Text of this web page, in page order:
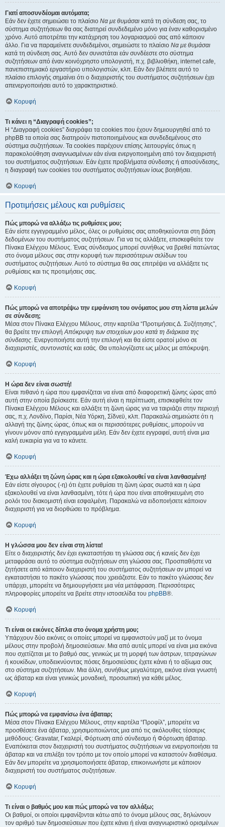
Γιατί αποσυνδέομαι αυτόματα;
Εάν δεν έχετε σημειώσει το πλαίσιο Να με θυμάσαι κατά τη σύνδεση σας, το
σύστημα συζητήσεων θα σας διατηρεί συνδεδεμένο μόνο για έναν καθορισμένο
χρόνο. Αυτό αποτρέπει την κατάχρηση του λογαριασμού σας από κάποιον
άλλο. Για να παραμείνετε συνδεδεμένοι, σημειώστε το πλαίσιο Να με θυμάσαι
κατά τη σύνδεση σας. Αυτό δεν συνιστάται εάν συνδέεστε στο σύστημα
συζητήσεων από έναν κοινόχρηστο υπολογιστή, π.χ. βιβλιοθήκη, internet cafe,
πανεπιστημιακό εργαστήριο υπολογιστών, κλπ. Εάν δεν βλέπετε αυτό το
πλαίσιο επιλογής σημαίνει ότι ο διαχειριστής του συστήματος συζητήσεων έχει
απενεργοποιήσει αυτό το χαρακτηριστικό.
Κορυφή
Τι κάνει η “Διαγραφή cookies”;
Η “Διαγραφή cookies” διαγράφει τα cookies που έχουν δημιουργηθεί από το
phpBB τα οποία σας διατηρούν πιστοποιημένους και συνδεδεμένους στο
σύστημα συζητήσεων. Τα cookies παρέχουν επίσης λειτουργίες όπως η
παρακολούθηση αναγνωσμένων εάν είναι ενεργοποιημένη από τον διαχειριστή
του συστήματος συζητήσεων. Εάν έχετε προβλήματα σύνδεσης ή αποσύνδεσης,
η διαγραφή των cookies του συστήματος συζητήσεων ίσως βοηθήσει.
Κορυφή
Προτιμήσεις μέλους και ρυθμίσεις
Πώς μπορώ να αλλάξω τις ρυθμίσεις μου;
Εάν είστε εγγεγραμμένο μέλος, όλες οι ρυθμίσεις σας αποθηκεύονται στη βάση
δεδομένων του συστήματος συζητήσεων. Για να τις αλλάξετε, επισκεφθείτε τον
Πίνακα Ελέγχου Μέλους. Ένας σύνδεσμος μπορεί συνήθως να βρεθεί πατώντας
στο όνομα μέλους σας στην κορυφή των περισσότερων σελίδων του
συστήματος συζητήσεων. Αυτό το σύστημα θα σας επιτρέψει να αλλάξετε τις
ρυθμίσεις και τις προτιμήσεις σας.
Κορυφή
Πώς μπορώ να αποτρέψω την εμφάνιση του ονόματος μου στη λίστα μελών
σε σύνδεση;
Μέσα στον Πίνακα Ελέγχου Μέλους, στην καρτέλα “Προτιμήσεις Δ. Συζήτησης”,
θα βρείτε την επιλογήΑπόκρυψη των στοιχείων μου κατά τη διάρκεια της
σύνδεσης. Ενεργοποιήστε αυτή την επιλογή και θα είστε ορατοί μόνο σε
διαχειριστές, συντονιστές και εσάς. Θα υπολογίζεστε ως μέλος με απόκρυψη.
Κορυφή
Η ώρα δεν είναι σωστή!
Είναι πιθανό η ώρα που εμφανίζεται να είναι από διαφορετική ζώνης ώρας από
αυτή στην οποία βρίσκεστε. Εάν αυτή είναι η περίπτωση, επισκεφθείτε τον
Πίνακα Ελέγχου Μέλους και αλλάξτε τη ζώνη ώρας για να ταιριάζει στην περιοχή
σας, π.χ. Λονδίνο, Παρίσι, Νέα Υόρκη, Σίδνεϋ, κλπ. Παρακαλώ σημειώστε ότι η
αλλαγή της ζώνης ώρας, όπως και οι περισσότερες ρυθμίσεις, μπορούν να
γίνουν μόνον από εγγεγραμμένα μέλη. Εάν δεν έχετε εγγραφεί, αυτή είναι μια
καλή ευκαιρία για να το κάνετε.
Κορυφή
Έχω αλλάξει τη ζώνη ώρας και η ώρα εξακολουθεί να είναι λανθασμένη!
Εάν είστε σίγουρος (-η) ότι έχετε ρυθμίσει τη ζώνη ώρας σωστά και η ώρα
εξακολουθεί να είναι λανθασμένη, τότε ή ώρα που είναι αποθηκευμένη στο
ρολόι του διακομιστή είναι εσφαλμένη. Παρακαλώ να ειδοποιήσετε κάποιον
διαχειριστή για να διορθώσει το πρόβλημα.
Κορυφή
Η γλώσσα μου δεν είναι στη λίστα!
Είτε ο διαχειριστής δεν έχει εγκαταστήσει τη γλώσσα σας ή κανείς δεν έχει
μεταφράσει αυτό το σύστημα συζητήσεων στη γλώσσα σας. Προσπαθήστε να
ζητήσετε από κάποιον διαχειριστή του συστήματος συζητήσεων αν μπορεί να
εγκαταστήσει το πακέτο γλώσσας που χρειάζεστε. Εάν το πακέτο γλώσσας δεν
υπάρχει, μπορείτε να δημιουργήσετε μια νέα μετάφραση. Περισσότερες
πληροφορίες μπορείτε να βρείτε στην ιστοσελίδα του phpBB®.
Κορυφή
Τι είναι οι εικόνες δίπλα στο όνομα χρήστη μου;
Υπάρχουν δύο εικόνες οι οποίες μπορεί να εμφανιστούν μαζί με το όνομα
μέλους στην προβολή δημοσιεύσεων. Μια από αυτές μπορεί να είναι μια εικόνα
που σχετίζεται με το βαθμό σας, γενικώς με τη μορφή των άστρων, τετραγώνων
ή κουκίδων, υποδεικνύοντας πόσες δημοσιεύσεις έχετε κάνει ή το αξίωμα σας
στο σύστημα συζητήσεων. Μια άλλη, συνήθως μεγαλύτερη, εικόνα είναι γνωστή
ως άβαταρ και είναι γενικώς μοναδική, προσωπική για κάθε μέλος.
Κορυφή
Πώς μπορώ να εμφανίσω ένα άβαταρ;
Μέσα στον Πίνακα Ελέγχου Μέλους, στην καρτέλα “Προφίλ”, μπορείτε να
προσθέσετε ένα άβαταρ, χρησιμοποιώντας μια από τις ακόλουθες τέσσερις
μεθόδους: Gravatar, Γκαλερί, Φόρτωση από σύνδεσμο ή Φόρτωση άβαταρ.
Εναπόκειται στον διαχειριστή του συστήματος συζητήσεων να ενεργοποιήσει τα
άβαταρ και να επιλέξει τον τρόπο με τον οποίο μπορεί να καταστούν διαθέσιμα.
Εάν δεν μπορείτε να χρησιμοποιήσετε άβαταρ, επικοινωνήστε με κάποιον
διαχειριστή του συστήματος συζητήσεων.
Κορυφή
Τι είναι ο βαθμός μου και πώς μπορώ να τον αλλάξω;
Οι βαθμοί, οι οποίοι εμφανίζονται κάτω από το όνομα μέλους σας, δηλώνουν
τον αριθμό των δημοσιεύσεων που έχετε κάνει ή είναι αναγνωριστικό ορισμένων